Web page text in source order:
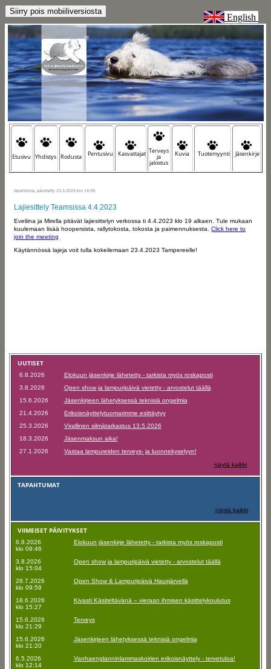
English
Etusivu Yhdistys Rodusta Pentusivu Kasvattajat Terveys
ja
jalostus
Kuvia Tuotemyynti Jäsenkirje
tapahtuma, päivitetty 23.3.2023 klo 14:09
Lajiesittely Teamsissa 4.4.2023
Eveliina ja Mirella pitävät lajiesittelyn verkossa ti 4.4.2023 klo 19 alkaen. Tule mukaan
kuulemaan lisää hoopersista, rallytokosta, tokosta ja paimennuksesta.Click here to
join the meeting
Käytännössä lajeja voit tulla kokeilemaan 23.4.2023 Tampereelle!
UUTISET
6.8.2026
Elokuun jäsenkirje lähetetty - tarkista myös roskaposti
3.8.2026
Open show ja lampuripäivä vietetty - arvostelut täällä
15.6.2026
Jäsenkirjeen lähetyksessä teknisiä ongelmia
21.4.2026
Erikoisnäyttelytuomarimme esittäytyy
25.3.2026
Virallinen silmätarkastus 13.5.2026
18.3.2026
Jäsenmaksun aika!
27.1.2026
Vastaa lampureiden terveys- ja luonnekyselyyn!
näytä kaikki
TAPAHTUMAT
näytä kaikki
VIIMEISET PÄIVITYKSET
6.8.2026
klo 09:46
Elokuun jäsenkirje lähetetty - tarkista myös roskaposti
3.8.2026
klo 15:04
Open show ja lampuripäivä vietetty - arvostelut täällä
28.7.2026
klo 09:59
Open Show & Lampuripäivä Hausjärvellä
18.6.2026
klo 15:27
Kivasti Käsiteltävänä – vieraan ihmisen käsittelykoulutus
15.6.2026
klo 21:29
Terveys
15.6.2026
klo 21:20
Jäsenkirjeen lähetyksessä teknisiä ongelmia
6.5.2026
klo 12:14
Vanhaenglanninlammaskoirien erikoisnäyttely - tervetuloa!